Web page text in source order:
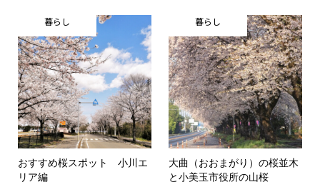
暮らし
おすすめ桜スポット 小川エ
リア編
暮らし
大曲（おおまがり）の桜並木
と小美玉市役所の山桜